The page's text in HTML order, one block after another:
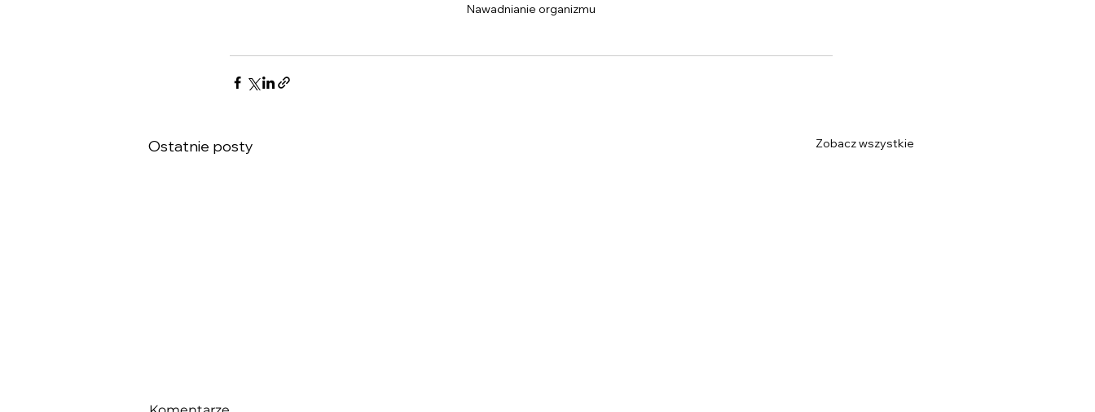
Nawadnianie organizmu
Ostatnie posty Zobacz wszystkie